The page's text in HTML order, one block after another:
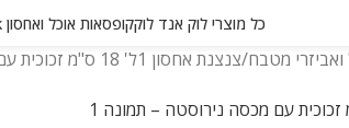
כל מוצרי לוק אנד לוקקופסאות אוכל ואחסון Lock&Lock
ואביזרי מטבח צנצנת אחסון 1ל' 18 ס"מ זכוכית עם מכסה נירוסטה